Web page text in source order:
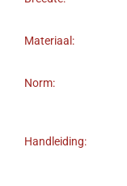
Materiaal:
Norm:
Handleiding: